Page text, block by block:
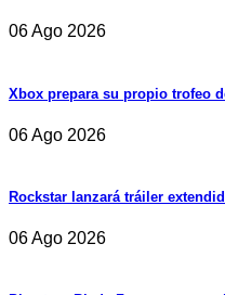
06 Ago 2026
Xbox prepara su propio trofeo
06 Ago 2026
Rockstar lanzará tráiler
06 Ago 2026